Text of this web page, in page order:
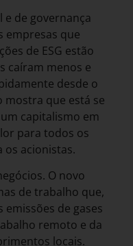
e de governança
empresas que
de ESG estão
caíram menos e
desde o
mostra que está se
capitalismo em
para todos os
os acionistas.
O novo
de trabalho que,
de gases
remoto e da
locais.